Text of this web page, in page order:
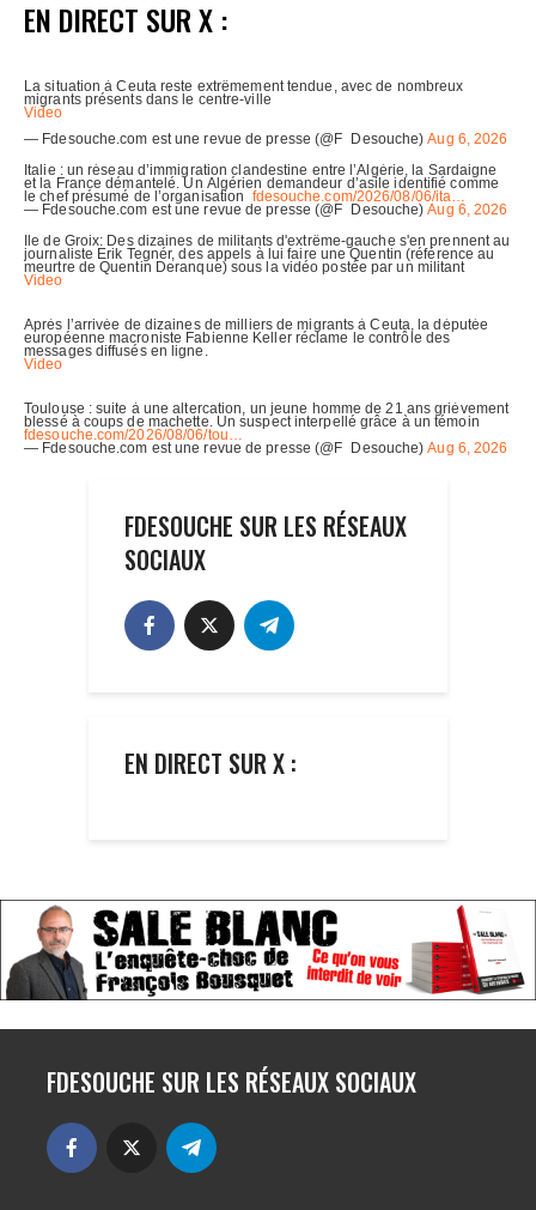
EN DIRECT SUR X :
FDESOUCHE SUR LES RÉSEAUX
SOCIAUX
EN DIRECT SUR X :
FDESOUCHE SUR LES RÉSEAUX SOCIAUX